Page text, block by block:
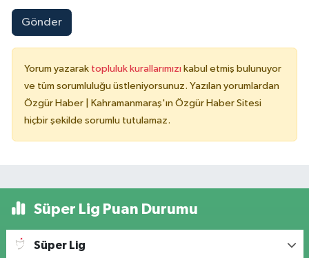
Gönder
Yorum yazarak topluluk kurallarımızı kabul etmiş bulunuyor
ve tüm sorumluluğu üstleniyorsunuz. Yazılan yorumlardan
Özgür Haber | Kahramanmaraş'ın Özgür Haber Sitesi
hiçbir şekilde sorumlu tutulamaz.
Süper Lig Puan Durumu
Süper Lig